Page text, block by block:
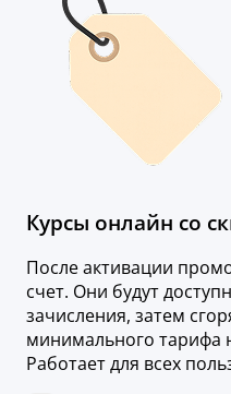
Курсы онлайн со
После активации
счет. Они будут
зачисления, затем
минимального тарифа
Работает для всех